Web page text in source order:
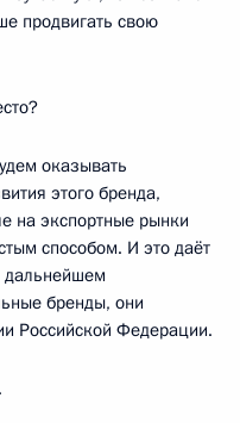
продвигать свою
оказывать
этого бренда,
на экспортные рынки
способом. И это даёт
дальнейшем
бренды, они
Российской Федерации.